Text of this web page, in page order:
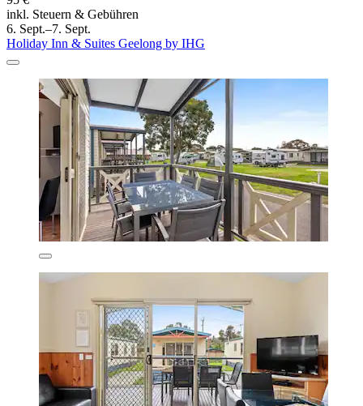
inkl. Steuern & Gebühren
6. Sept.–7. Sept.
Holiday Inn & Suites Geelong by IHG